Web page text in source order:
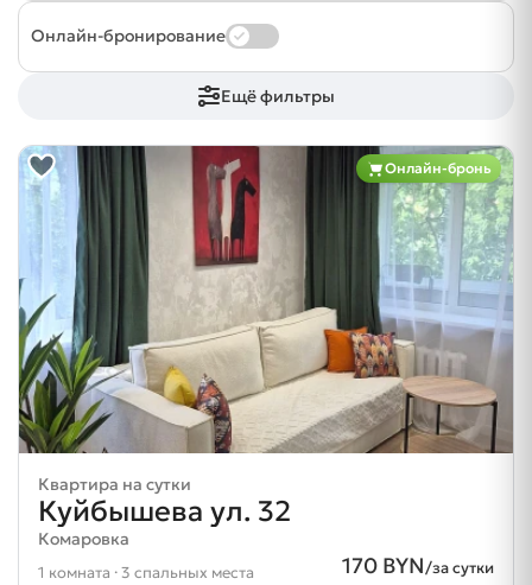
Онлайн-бронирование
Ещё фильтры
Онлайн-бронь
Квартира на сутки
Куйбышева ул. 32
Комаровка
170 BYN/за сутки
1 комната · 3 спальных места